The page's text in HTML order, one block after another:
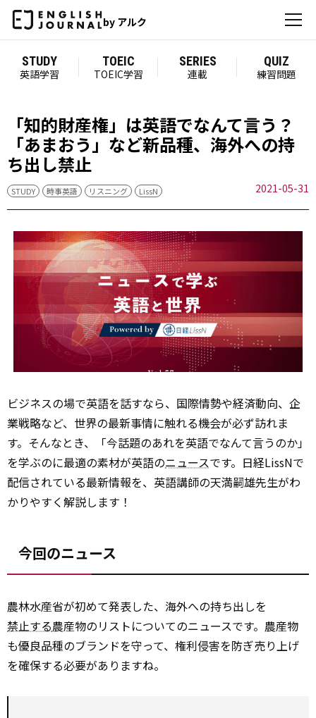
by アルク
STUDY
英語学習
TOEIC
TOEIC学習
SERIES
連載
QUIZ
練習問題
「知的財産権」は英語でなんて言う？
「あまおう」など新品種、海外への持
ち出し禁止
STUDY 時事英語 リスニング LissN 2021-05-31
ビジネスの場で英語を話すなら、国際情勢や経済動向、企
業戦略など、世界の最新事情に触れる機会が必ず訪れま
す。そんなとき、「今話題のあれを英語でなんて言うのか」
を学ぶのに最適の素材が英語のニュースです。日経LissNで
配信されている最新情報を、英語講師の天満嗣雄先生がわ
かりやすく解説します！
今回のニュース
農林水産省が初めて発表した、海外への持ち出しを
禁止する農産物のリストについてのニュースです。農産物
も優良品種のブランドを守って、権利侵害を防ぎ売り上げ
を確保する必要がありますね。